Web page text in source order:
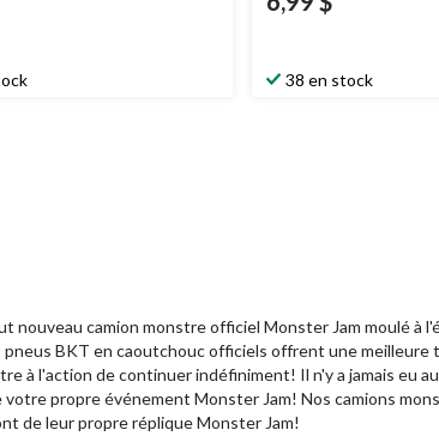
38 en stock
nouveau camion monstre officiel Monster Jam
BKT en caoutchouc officiels offrent une
à l'action de continuer indéfiniment! Il n'y a jamais eu
propre événement Monster Jam! Nos camions
de leur propre réplique Monster Jam!